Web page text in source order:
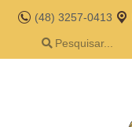
(48) 3257-0413